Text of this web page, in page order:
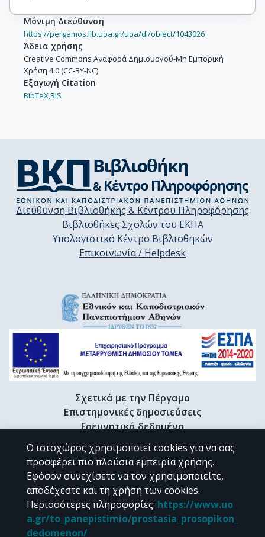
Μόνιμη Διεύθυνση
https://pergamos.lib.uoa.gr/uoa/dl/object/1043026
Άδεια χρήσης
Creative Commons Αναφορά Δημιουργού-Μη Εμπορική
Χρήση 4.0 (CC-BY-NC)
Εξαγωγή Citation
BibTeX,RIS
Διεύθυνση Βιβλιοθήκης & Κέντρου Πληροφόρησης
Βιβλιοθήκες Σχολών του ΕΚΠΑ
Υπολογιστικό Κέντρο Βιβλιοθηκών
Επικοινωνία / Helpdesk
Σχετικά με την Πέργαμο
Επιστημονικές δημοσιεύσεις
Ερευνητικά δεδομένα
Διδακτορικές διατριβές & Γκρίζα βιβλιογραφία
Προφίλ Ερευνητή
CC BY-NC 4.0
Εκτός αν αναφέρεται διαφορετικά, το υλικό της "Περγάμου" διατίθεται
Ο ιστοχώρος χρησιμοποιεί cookies για να σας
προσφέρει πιο πλούσια εμπειρία χρήσης.
Εφόσον συνεχίσετε να τον χρησιμοποιείτε,
αποδέχεστε και τη χρήση των cookies.
Περισσότερες πληροφορίες: https://www.uo
a.gr/to_panepistimio/prostasia_prosopikon_
dedomenon/